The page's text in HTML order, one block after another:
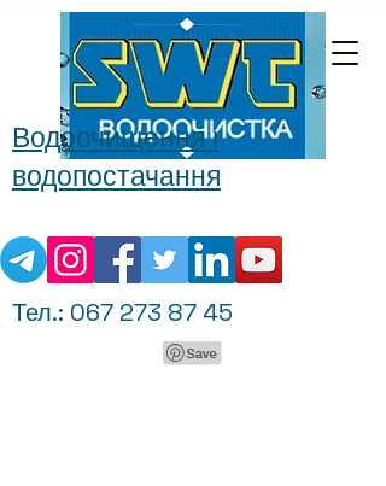
Водоочищення і
водопостачання
Тел.: 067 273 87 45